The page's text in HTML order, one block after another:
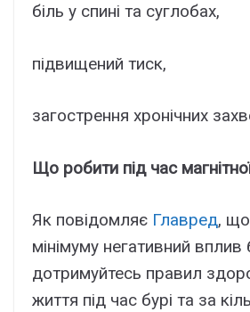
біль у спині та суглобах,
підвищений тиск,
загострення хронічних
Що робити під час
Як повідомляє Главред,
мінімуму негативний вплив
дотримуйтесь правил
життя під час бурі та за